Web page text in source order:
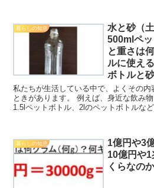
暮らしの知恵
水と砂（
500mlペ
と重さは
ルに使え
ボトルと砂
私たちが生活している中で、よくその
ときがあります。 例えば、身近な飲み
1.5lペットボトル、2lのペットボトルな
暮らしの知恵
1億円や3
10億円や
くらなの